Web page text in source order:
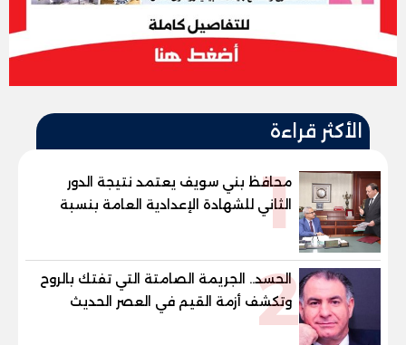
الأكثر قراءة
1
محافظ بني سويف يعتمد نتيجة الدور
الثاني للشهادة الإعدادية العامة بنسبة
والنور للمكفوفين
2
الحسد.. الجريمة الصامتة التي تفتك بالروح
وتكشف أزمة القيم في العصر الحديث